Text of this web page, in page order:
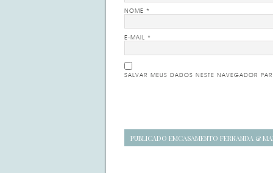
NOME *
E-MAIL *
SALVAR MEUS DADOS NESTE NAVEGADOR
Navegação
PUBLICADO EMCASAMENTO FERNANDA &